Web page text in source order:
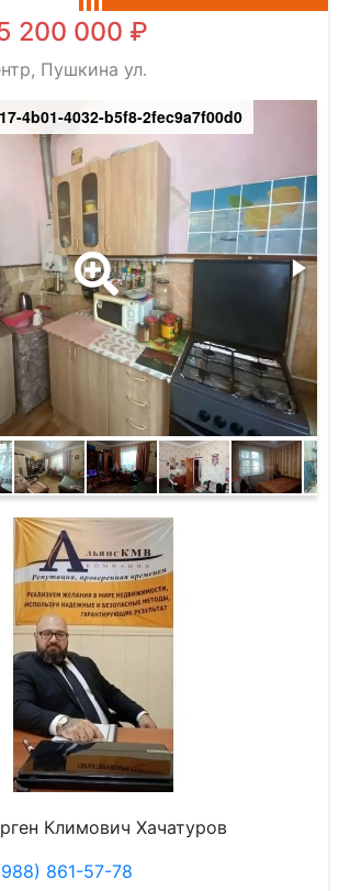
200 000 ₽
Пушкина ул.
4b01-4032-b5f8-2fec9a7f00d0
Климович Хачатуров
861-57-78